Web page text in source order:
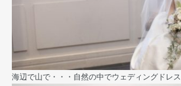
海辺で山で・・・自然の中でウェディングドレス